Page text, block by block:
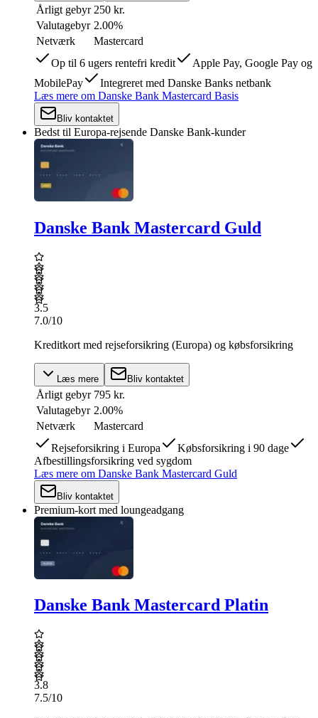
Årligt gebyr 250 kr.
Valutagebyr 2.00%
Netværk
Mastercard
Op til 6 ugers rentefri kredit
Apple Pay, Google Pay og
MobilePay
Integreret med Danske Banks netbank
Læs mere om Danske Bank Mastercard Basis
Bliv kontaktet
Bedst til Europa-rejsende Danske Bank-kunder
Danske Bank Mastercard Guld
3.5
7.0/10
Kreditkort med rejseforsikring (Europa) og købsforsikring
Læs mere Bliv kontaktet
Årligt gebyr 795 kr.
Valutagebyr 2.00%
Netværk
Mastercard
Rejseforsikring i Europa
Købsforsikring i 90 dage
Afbestillingsforsikring ved sygdom
Læs mere om Danske Bank Mastercard Guld
Bliv kontaktet
Premium-kort med loungeadgang
Danske Bank Mastercard Platin
3.8
7.5/10